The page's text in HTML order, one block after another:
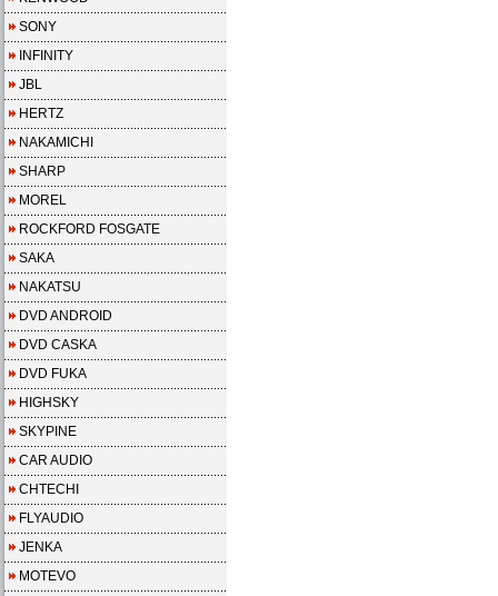
SONY
INFINITY
JBL
HERTZ
NAKAMICHI
SHARP
MOREL
ROCKFORD FOSGATE
SAKA
NAKATSU
DVD ANDROID
DVD CASKA
DVD FUKA
HIGHSKY
SKYPINE
CAR AUDIO
CHTECHI
FLYAUDIO
JENKA
MOTEVO